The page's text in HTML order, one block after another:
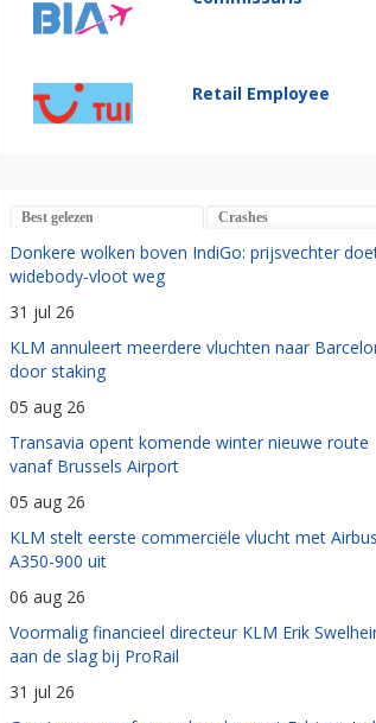
Retail Employee
Best gelezen Crashes
Donkere wolken boven IndiGo: prijsvechter
widebody-vloot weg
31 jul 26
KLM annuleert meerdere vluchten naar
door staking
05 aug 26
Transavia opent komende winter nieuwe route
vanaf Brussels Airport
05 aug 26
KLM stelt eerste commerciële vlucht met Airbus
A350-900 uit
06 aug 26
Voormalig financieel directeur KLM Erik
aan de slag bij ProRail
31 jul 26